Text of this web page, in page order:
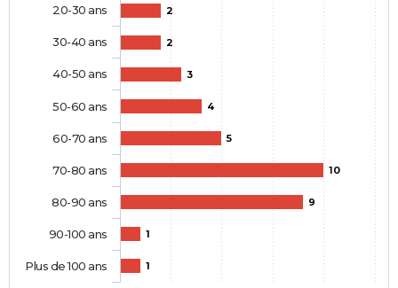
2
2
3
4
5
10
9
1
1
20-30 ans
30-40 ans
40-50 ans
50-60 ans
60-70 ans
70-80 ans
80-90 ans
90-100 ans
Plus de 100 ans